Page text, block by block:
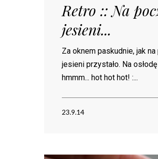
Retro :: Na
jesieni...
Za oknem paskudnie, jak
jesieni przystało. Na osłodę
hmmm... hot hot hot! :...
23.9.14